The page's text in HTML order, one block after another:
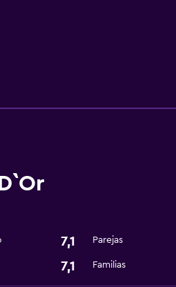
7,1 Parejas
7,1 Familias